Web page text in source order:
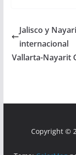
o r p e
s
t
Jalisco y
internacional
Vallarta-Nayarit
Copyright ©